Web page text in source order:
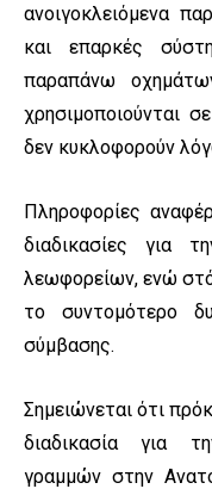
ανοιγοκλειόμενα
και επαρκές
παραπάνω
χρησιμοποιούνται
δεν κυκλοφορούν
Πληροφορίες
διαδικασίες για
λεωφορείων, ενώ
το συντομότερο
σύμβασης.
Σημειώνεται ότι
διαδικασία για
γραμμών στην